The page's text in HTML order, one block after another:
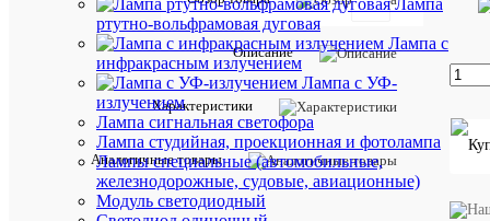
Лампа
ртутно-вольфрамовая дуговая
Лампа с
инфракрасным излучением
Лампа с УФ-
излучением
Лампа сигнальная светофора
Лампа студийная, проекционная и фотолампа
Лампы специальные (автомобильные,
железнодорожные, судовые, авиационные)
Модуль светодиодный
Описание
Характеристики
Аналогичные товары